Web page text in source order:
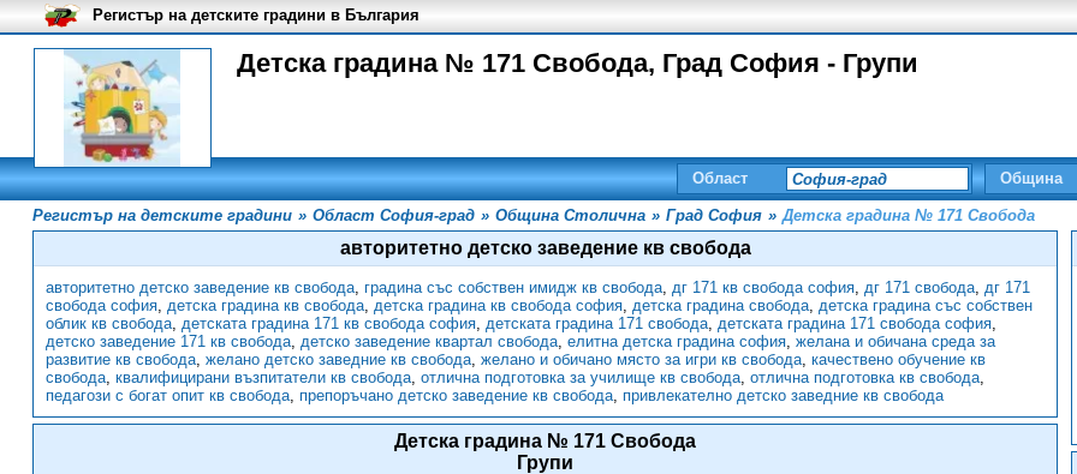
Детска градина № 171 Свобода, Град София - Групи
Регистър на детските градини в България
Област Община
Регистър на детските градини » Област София-град » Община Столична » Град София » Детска градина № 171 Свобода
авторитетно детско заведение кв свобода
авторитетно детско заведение кв свобода, градина със собствен имидж кв свобода, дг 171 кв свобода софия, дг 171 свобода, дг 171
свобода софия, детска градина кв свобода, детска градина кв свобода софия, детска градина свобода, детска градина със собствен
облик кв свобода, детската градина 171 кв свобода софия, детската градина 171 свобода, детската градина 171 свобода софия,
детско заведение 171 кв свобода, детско заведение квартал свобода, елитна детска градина софия, желана и обичана среда за
развитие кв свобода, желано детско заведние кв свобода, желано и обичано място за игри кв свобода, качествено обучение кв
свобода, квалифицирани възпитатели кв свобода, отлична подготовка за училище кв свобода, отлична подготовка кв свобода,
педагози с богат опит кв свобода, препоръчано детско заведение кв свобода, привлекателно детско заведние кв свобода
Детска градина № 171 Свобода
Групи